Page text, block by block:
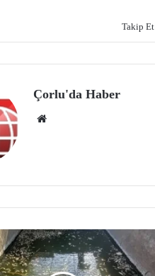
Takip Et
Çorlu'da Haber